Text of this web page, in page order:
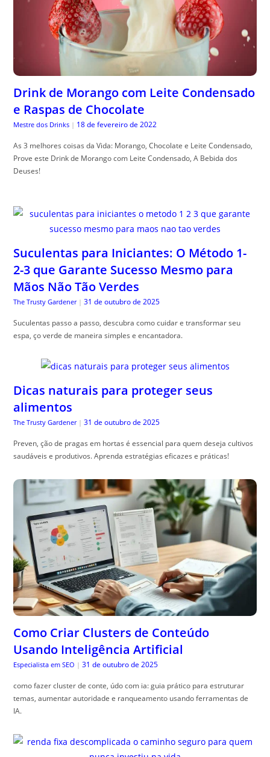
Drink de Morango com Leite Condensado
e Raspas de Chocolate
Mestre dos Drinks | 18 de fevereiro de 2022
As 3 melhores coisas da Vida: Morango, Chocolate e Leite Condensado,
Prove este Drink de Morango com Leite Condensado, A Bebida dos
Deuses!
Suculentas para Iniciantes: O Método 1-
2-3 que Garante Sucesso Mesmo para
Mãos Não Tão Verdes
The Trusty Gardener | 31 de outubro de 2025
Suculentas passo a passo, descubra como cuidar e transformar seu
espa, ço verde de maneira simples e encantadora.
Dicas naturais para proteger seus
alimentos
The Trusty Gardener | 31 de outubro de 2025
Preven, ção de pragas em hortas é essencial para quem deseja cultivos
saudáveis e produtivos. Aprenda estratégias eficazes e práticas!
Como Criar Clusters de Conteúdo
Usando Inteligência Artificial
Especialista em SEO | 31 de outubro de 2025
como fazer cluster de conte, údo com ia: guia prático para estruturar
temas, aumentar autoridade e ranqueamento usando ferramentas de
IA.